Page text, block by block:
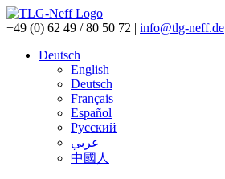
+49 (0) 62 49 / 80 50 72 | info@tlg-neff.de
Deutsch
English
Deutsch
Français
Español
Pусский
عربي
中國人